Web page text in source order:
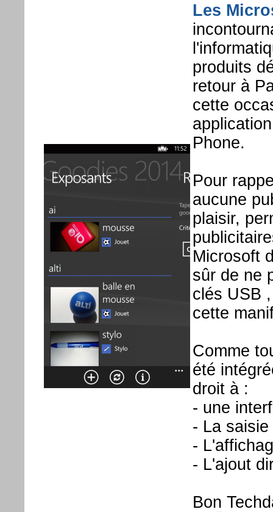
Les
produits
retour à
cette
Phone.
Pour
aucune
plaisir,
Microsoft
sûr de ne
clés USB
cette
Comme
été
droit à :
- une
- La
-
- L'ajout
Bon